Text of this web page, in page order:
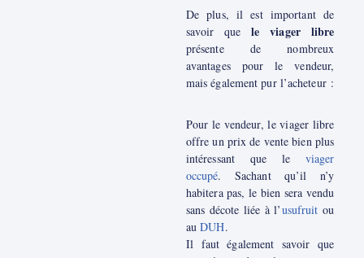
De plus, il est important de
savoir quele viager libre
présente de nombreux
avantages pour le vendeur,
mais également pur l’acheteur :
Pour le vendeur, le viager libre
offre un prix de vente bien plus
intéressant que le viager
occupé. Sachant qu’il n’y
habitera pas, le bien sera vendu
sans décote liée à l’usufruit ou
auDUH.
Il faut également savoir que